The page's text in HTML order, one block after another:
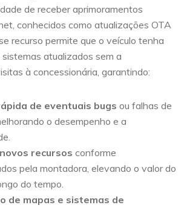
de receber aprimoramentos
conhecidos como atualizações OTA
recurso permite que o veículo tenha
atualizados sem a
à concessionária, garantindo:
de eventuais bugs ou falhas de
o desempenho e a
recursos conforme
pela montadora, elevando o valor do
do tempo.
de mapas e sistemas de